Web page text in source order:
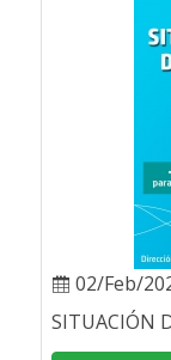
02/Feb/
SITUACIÓN